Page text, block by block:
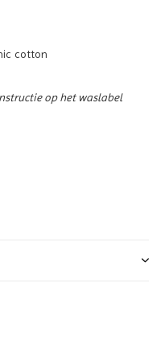
cotton
op het waslabel